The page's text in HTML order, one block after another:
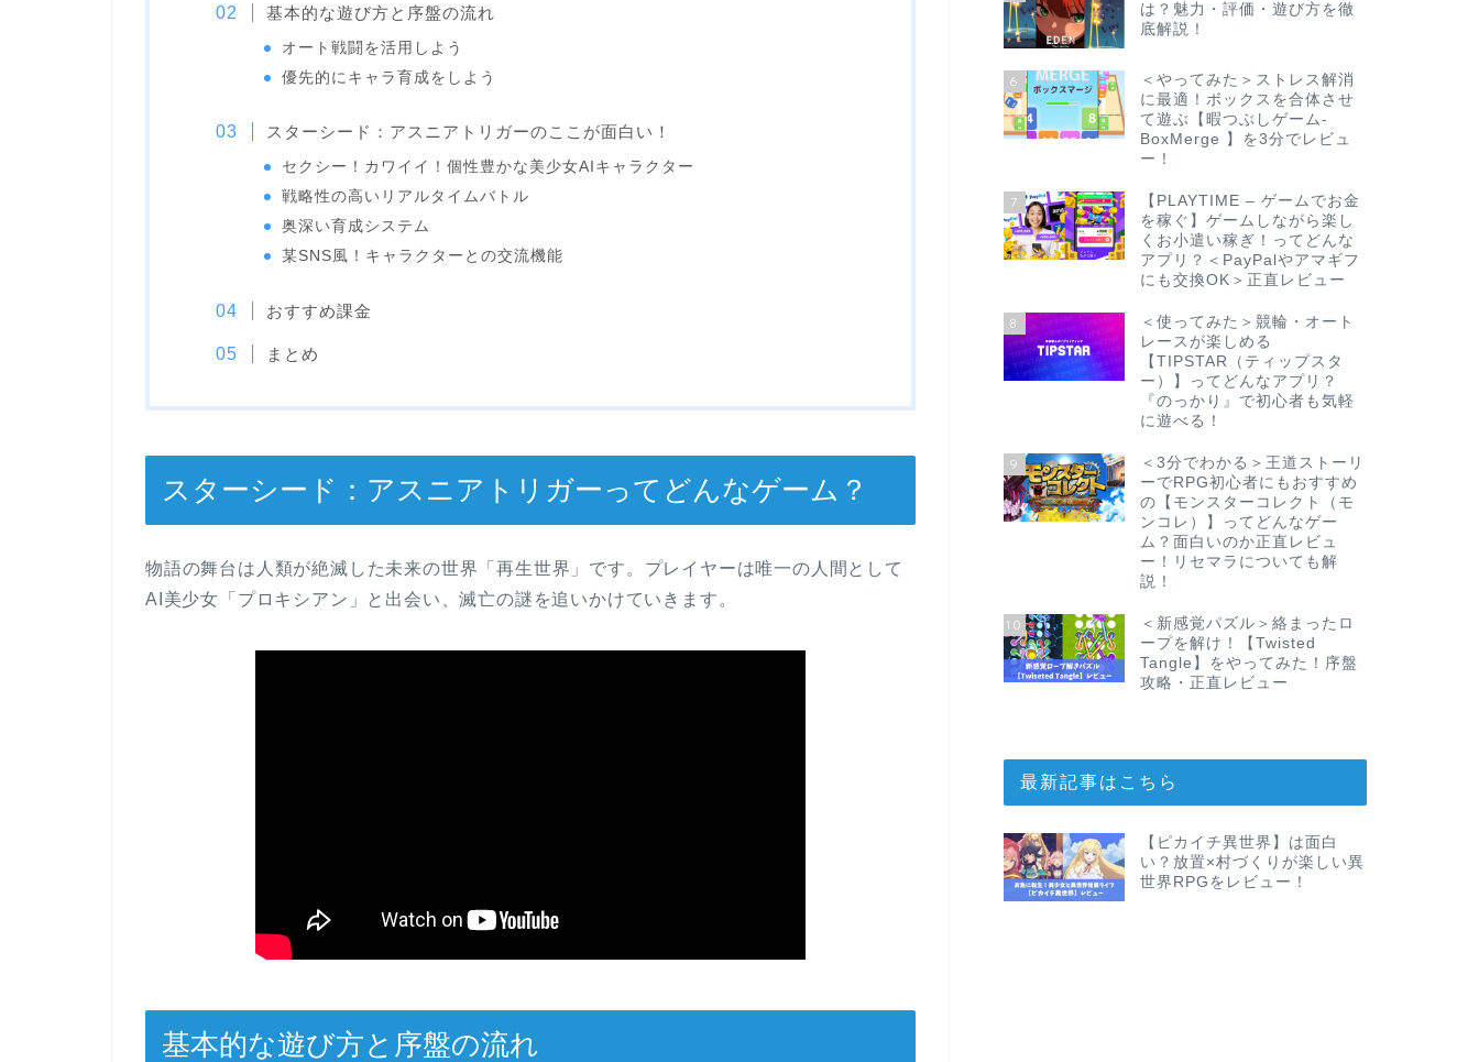
基本的な遊び方と序盤の流れ
オート戦闘を活用しよう
優先的にキャラ育成をしよう
スターシード：アスニアトリガーのここが面白い！
セクシー！カワイイ！個性豊かな美少女AIキャラクター
戦略性の高いリアルタイムバトル
奥深い育成システム
某SNS風！キャラクターとの交流機能
おすすめ課金
まとめ
スターシード：アスニアトリガーってどんなゲーム？
物語の舞台は人類が絶滅した未来の世界「再生世界」です。プレイヤーは唯一の人間として
AI美少女「プロキシアン」と出会い、滅亡の謎を追いかけていきます。
基本的な遊び方と序盤の流れ
は？魅力・評価・遊び方を徹
底解説！
6
＜やってみた＞ストレス解消
に最適！ボックスを合体させ
て遊ぶ【暇つぶしゲーム-
BoxMerge 】を3分でレビュ
ー！
7
【PLAYTIME – ゲームでお金
を稼ぐ】ゲームしながら楽し
くお小遣い稼ぎ！ってどんな
アプリ？＜PayPalやアマギフ
にも交換OK＞正直レビュー
8
＜使ってみた＞競輪・オート
レースが楽しめる
【TIPSTAR（ティップスタ
ー）】ってどんなアプリ？
『のっかり』で初心者も気軽
に遊べる！
9
＜3分でわかる＞王道ストーリ
ーでRPG初心者にもおすすめ
の【モンスターコレクト（モ
ンコレ）】ってどんなゲー
ム？面白いのか正直レビュ
ー！リセマラについても解
説！
10
＜新感覚パズル＞絡まったロ
ープを解け！【Twisted
Tangle】をやってみた！序盤
攻略・正直レビュー
最新記事はこちら
【ピカイチ異世界】は面白
い？放置×村づくりが楽しい異
世界RPGをレビュー！